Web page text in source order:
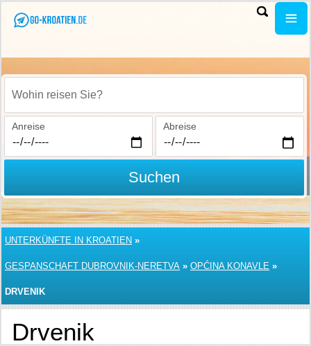
Wohin reisen Sie?
Anreise Abreise
Suchen
UNTERKÜNFTE IN KROATIEN »
GESPANSCHAFT DUBROVNIK-NERETVA » OPĆINA KONAVLE »
DRVENIK
Drvenik